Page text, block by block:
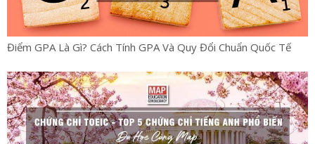
Điểm GPA Là Gì? Cách Tính GPA Và Quy Đổi Chuẩn Quốc Tế